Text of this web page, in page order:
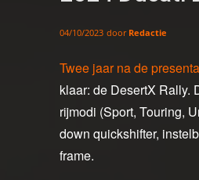
04/10/2023 door Redactie
Twee jaar na de
klaar: de DesertX Rally.
rijmodi (Sport, Touring,
down quickshifter,
frame.